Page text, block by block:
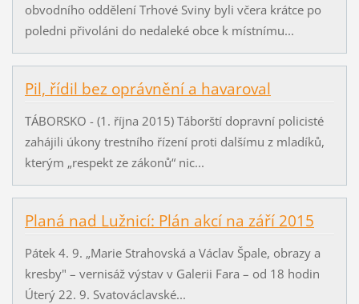
obvodního oddělení Trhové Sviny byli včera krátce po
poledni přivoláni do nedaleké obce k místnímu...
Pil, řídil bez oprávnění a havaroval
TÁBORSKO - (1. října 2015) Táborští dopravní policisté
zahájili úkony trestního řízení proti dalšímu z mladíků,
kterým „respekt ze zákonů“ nic...
Planá nad Lužnicí: Plán akcí na září 2015
Pátek 4. 9. „Marie Strahovská a Václav Špale, obrazy a
kresby" – vernisáž výstav v Galerii Fara – od 18 hodin
Úterý 22. 9. Svatováclavské...